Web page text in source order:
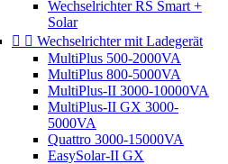
Wechselrichter RS Smart +
Solar
  Wechselrichter mit Ladegerät
MultiPlus 500-2000VA
MultiPlus 800-5000VA
MultiPlus-II 3000-10000VA
MultiPlus-II GX 3000-
5000VA
Quattro 3000-15000VA
EasySolar-II GX